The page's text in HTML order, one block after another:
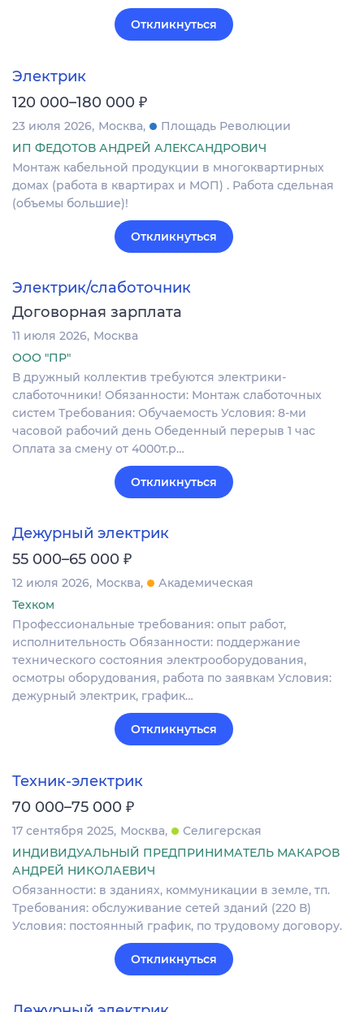
Откликнуться
Электрик
120 000–180 000 ₽
23 июля 2026 Москва
Площадь Революции
ИП ФЕДОТОВ АНДРЕЙ АЛЕКСАНДРОВИЧ
Монтаж кабельной продукции в многоквартирных
домах (работа в квартирах и МОП) . Работа сдельная
(объемы большие)!
Откликнуться
Электрик/слаботочник
Договорная зарплата
11 июля 2026 Москва
ООО "ПР"
В дружный коллектив требуются электрики-
слаботочники! Обязанности: Монтаж слаботочных
систем Требования: Обучаемость Условия: 8-ми
часовой рабочий день Обеденный перерыв 1 час
Оплата за смену от 4000т.р…
Откликнуться
Дежурный электрик
55 000–65 000 ₽
12 июля 2026 Москва
Академическая
Техком
Профессиональные требования: опыт работ,
исполнительность Обязанности: поддержание
технического состояния электрооборудования,
осмотры оборудования, работа по заявкам Условия:
дежурный электрик, график…
Откликнуться
Техник-электрик
70 000–75 000 ₽
17 сентября 2025 Москва
Селигерская
ИНДИВИДУАЛЬНЫЙ ПРЕДПРИНИМАТЕЛЬ МАКАРОВ
АНДРЕЙ НИКОЛАЕВИЧ
Обязанности: в зданиях, коммуникации в земле, тп.
Требования: обслуживание сетей зданий (220 В)
Условия: постоянный график, по трудовому договору.
Откликнуться